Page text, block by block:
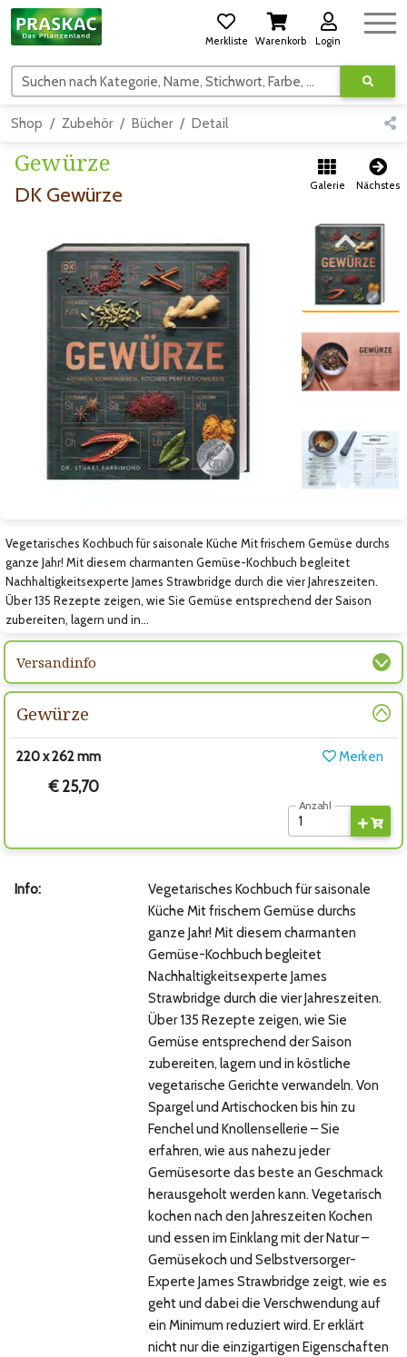
Merkliste Warenkorb Login
Suchen nach Kategorie, Name, Stichwort, Farbe, usw.
Shop Zubehör Bücher Detail
Gewürze
DK Gewürze Galerie Nächstes
Zum vorigen Bild Zum nächsten Bild
Zum vorigen Bild
Zum nächsten Bild
Vegetarisches Kochbuch für saisonale Küche Mit frischem Gemüse durchs
ganze Jahr! Mit diesem charmanten Gemüse-Kochbuch begleitet
Nachhaltigkeitsexperte James Strawbridge durch die vier Jahreszeiten.
Über 135 Rezepte zeigen, wie Sie Gemüse entsprechend der Saison
zubereiten, lagern und in…
Versandinfo
Gewürze
220 x 262 mm Merken
€ 25,70
Anzahl
Info:
Vegetarisches Kochbuch für saisonale
Küche Mit frischem Gemüse durchs
ganze Jahr! Mit diesem charmanten
Gemüse-Kochbuch begleitet
Nachhaltigkeitsexperte James
Strawbridge durch die vier Jahreszeiten.
Über 135 Rezepte zeigen, wie Sie
Gemüse entsprechend der Saison
zubereiten, lagern und in köstliche
vegetarische Gerichte verwandeln. Von
Spargel und Artischocken bis hin zu
Fenchel und Knollensellerie – Sie
erfahren, wie aus nahezu jeder
Gemüsesorte das beste an Geschmack
herausgeholt werden kann. Vegetarisch
kochen nach den Jahreszeiten Kochen
und essen im Einklang mit der Natur –
Gemüsekoch und Selbstversorger-
Experte James Strawbridge zeigt, wie es
geht und dabei die Verschwendung auf
ein Minimum reduziert wird. Er erklärt
nicht nur die einzigartigen Eigenschaften